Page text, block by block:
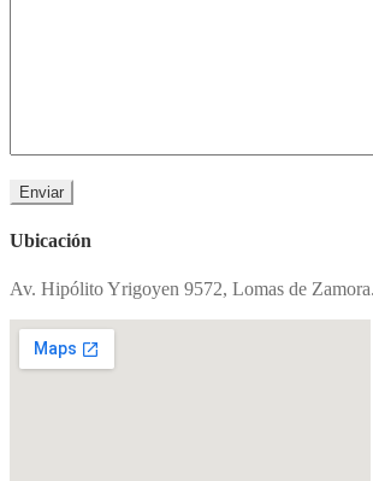
Ubicación
Av. Hipólito Yrigoyen 9572, Lomas de Zamora.